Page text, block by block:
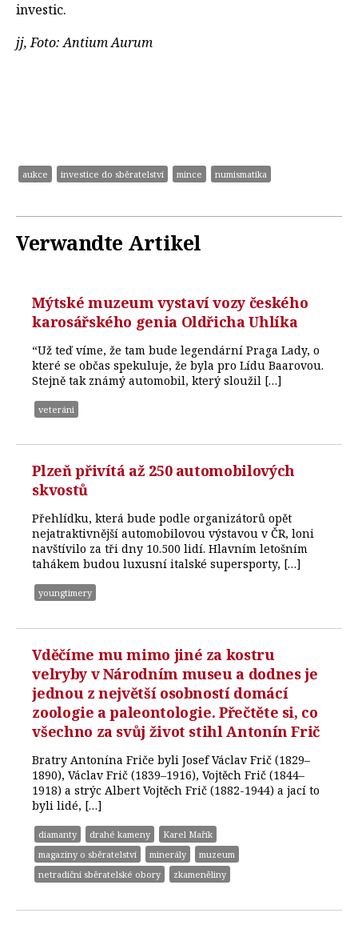
investic.
jj, Foto: Antium Aurum
aukce investice do sběratelství mince numismatika
Verwandte Artikel
Mýtské muzeum vystaví vozy českého
karosářského genia Oldřicha Uhlíka
“Už teď víme, že tam bude legendární Praga Lady, o
které se občas spekuluje, že byla pro Lídu Baarovou.
Stejně tak známý automobil, který sloužil […]
veteráni
Plzeň přivítá až 250 automobilových
skvostů
Přehlídku, která bude podle organizátorů opět
nejatraktivnější automobilovou výstavou v ČR, loni
navštívilo za tři dny 10.500 lidí. Hlavním letošním
tahákem budou luxusní italské supersporty, […]
youngtimery
Vděčíme mu mimo jiné za kostru
velryby v Národním museu a dodnes je
jednou z největší osobností domácí
zoologie a paleontologie. Přečtěte si, co
všechno za svůj život stihl Antonín Frič
Bratry Antonína Friče byli Josef Václav Frič (1829–
1890), Václav Frič (1839–1916), Vojtěch Frič (1844–
1918) a strýc Albert Vojtěch Frič (1882-1944) a jací to
byli lidé, […]
diamanty drahé kameny
Karel Mařík
magazíny o sběratelství
minerály
muzeum
netradiční sběratelské obory
zkameněliny